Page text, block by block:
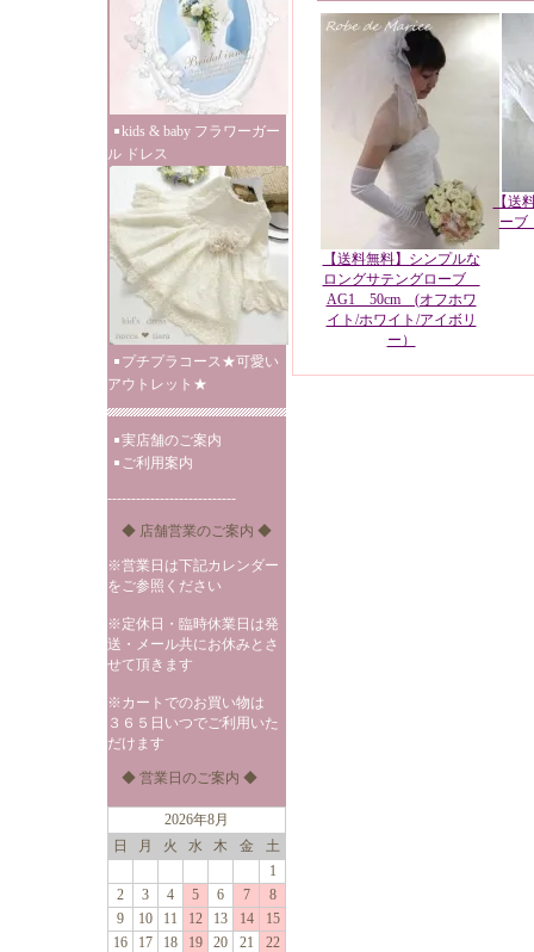
kids & baby フラワーガー
ル ドレス
プチプラコース★可愛い
アウトレット★
実店舗のご案内
ご利用案内
---------------------------
◆ 店舗営業のご案内 ◆
※営業日は下記カレンダー
をご参照ください
※定休日・臨時休業日は発
送・メール共にお休みとさ
せて頂きます
※カートでのお買い物は
３６５日いつでご利用いた
だけます
◆ 営業日のご案内 ◆
2026年8月
日
月 火 水 木 金
土
1
2
3 4 5 6 7
8
9
10 11 12 13 14
15
16
17 18 19 20 21
22
【送料無料】シンプルな
ロングサテングローブ
AG1 50cm (オフホワ
イト/ホワイト/アイボリ
ー）
【送
ー